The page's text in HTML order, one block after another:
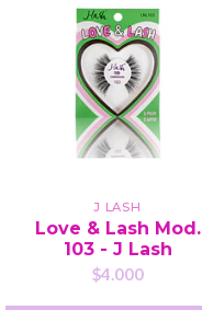
J LASH
Love & Lash Mod.
103 - J Lash
$4.000